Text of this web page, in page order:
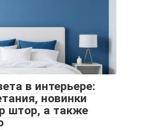
в интерьере:
новинки
штор, а также